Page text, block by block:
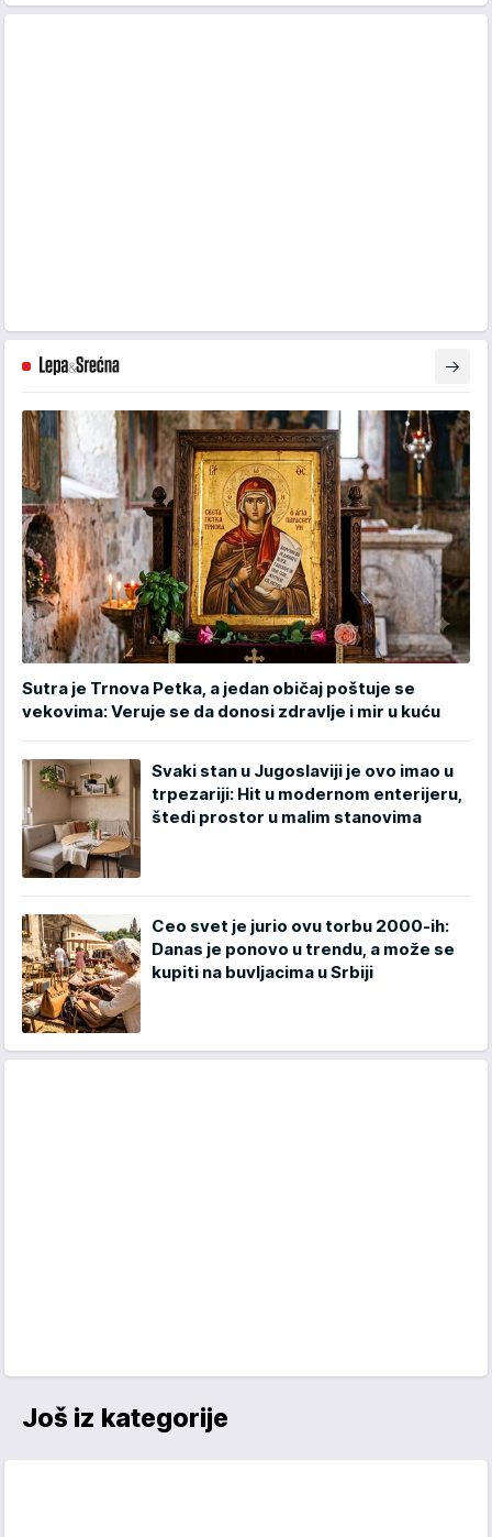
Sutra je Trnova Petka, a jedan običaj poštuje se
vekovima: Veruje se da donosi zdravlje i mir u kuću
Svaki stan u Jugoslaviji je ovo imao u
trpezariji: Hit u modernom enterijeru,
štedi prostor u malim stanovima
Ceo svet je jurio ovu torbu 2000-ih:
Danas je ponovo u trendu, a može se
kupiti na buvljacima u Srbiji
Još iz kategorije